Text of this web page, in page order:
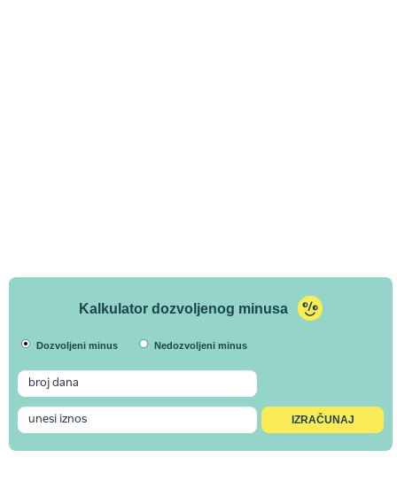
Kalkulator dozvoljenog minusa
Dozvoljeni minus Nedozvoljeni minus